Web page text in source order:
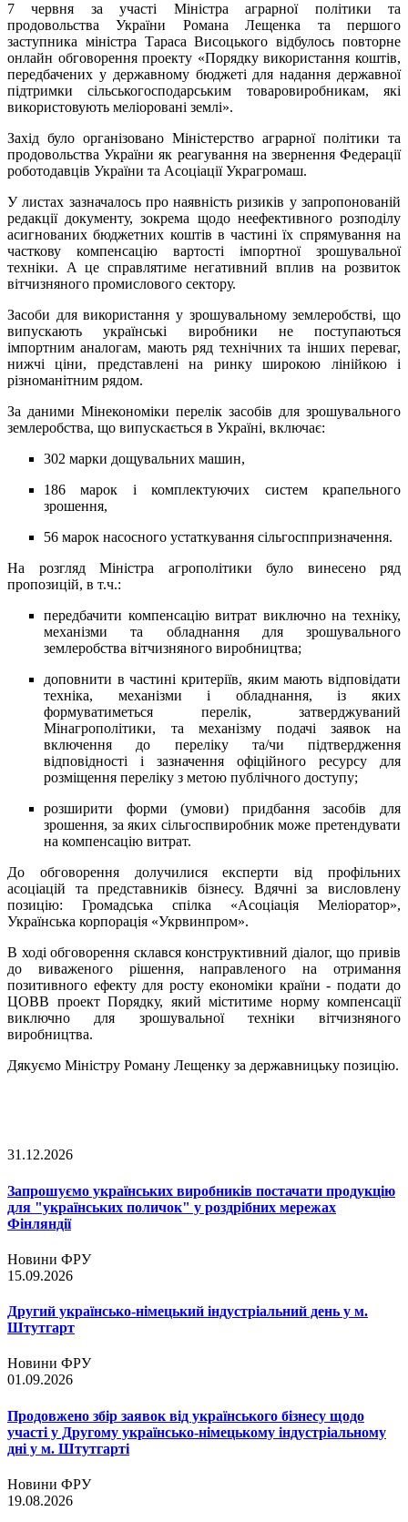
7 червня за участі Міністра аграрної політики та
продовольства України Романа Лещенка та першого
заступника міністра Тараса Висоцького відбулось повторне
онлайн обговорення проекту «Порядку використання коштів,
передбачених у державному бюджеті для надання державної
підтримки сільськогосподарським товаровиробникам, які
використовують меліоровані землі».
Захід було організовано Міністерство аграрної політики та
продовольства України як реагування на звернення Федерації
роботодавців України та Асоціації Украгромаш.
У листах зазначалось про наявність ризиків у запропонованій
редакції документу, зокрема щодо неефективного розподілу
асигнованих бюджетних коштів в частині їх спрямування на
часткову компенсацію вартості імпортної зрошувальної
техніки. А це справлятиме негативний вплив на розвиток
вітчизняного промислового сектору.
Засоби для використання у зрошувальному землеробстві, що
випускають українські виробники не поступаються
імпортним аналогам, мають ряд технічних та інших переваг,
нижчі ціни, представлені на ринку широкою лінійкою і
різноманітним рядом.
За даними Мінекономіки перелік засобів для зрошувального
землеробства, що випускається в Україні, включає:
302 марки дощувальних машин,
186 марок і комплектуючих систем крапельного
зрошення,
56 марок насосного устаткування сільгосппризначення.
На розгляд Міністра агрополітики було винесено ряд
пропозицій, в т.ч.:
передбачити компенсацію витрат виключно на техніку,
механізми та обладнання для зрошувального
землеробства вітчизняного виробництва;
доповнити в частині критеріїв, яким мають відповідати
техніка, механізми і обладнання, із яких
формуватиметься перелік, затверджуваний
Мінагрополітики, та механізму подачі заявок на
включення до переліку та/чи підтвердження
відповідності і зазначення офіційного ресурсу для
розміщення переліку з метою публічного доступу;
розширити форми (умови) придбання засобів для
зрошення, за яких сільгоспвиробник може претендувати
на компенсацію витрат.
До обговорення долучилися експерти від профільних
асоціацій та представників бізнесу. Вдячні за висловлену
позицію: Громадська спілка «Асоціація Меліоратор»,
Українська корпорація «Укрвинпром».
В ході обговорення склався конструктивний діалог, що привів
до виваженого рішення, направленого на отримання
позитивного ефекту для росту економіки країни - подати до
ЦОВВ проект Порядку, який міститиме норму компенсації
виключно для зрошувальної техніки вітчизняного
виробництва.
Дякуємо Міністру Роману Лещенку за державницьку позицію.
31.12.2026
Запрошуємо українських виробників постачати продукцію
для "українських поличок" у роздрібних мережах
Фінляндії
Новини ФРУ
15.09.2026
Другий українсько-німецький індустріальний день у м.
Штутгарт
Новини ФРУ
01.09.2026
Продовжено збір заявок від українського бізнесу щодо
участі у Другому українсько-німецькому індустріальному
дні у м. Штутгарті
Новини ФРУ
19.08.2026